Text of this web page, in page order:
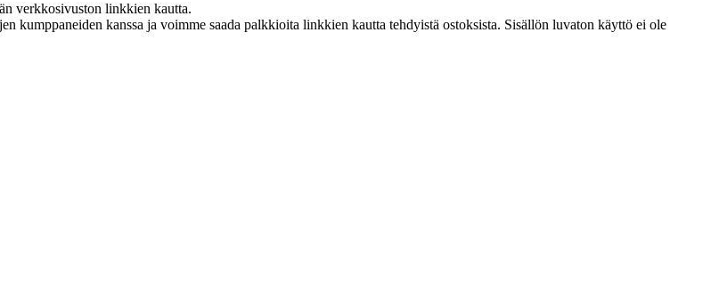
verkkosivuston linkkien kautta.
kanssa ja voimme saada palkkioita linkkien kautta tehdyistä ostoksista. Sisällön luvaton käyttö ei ole